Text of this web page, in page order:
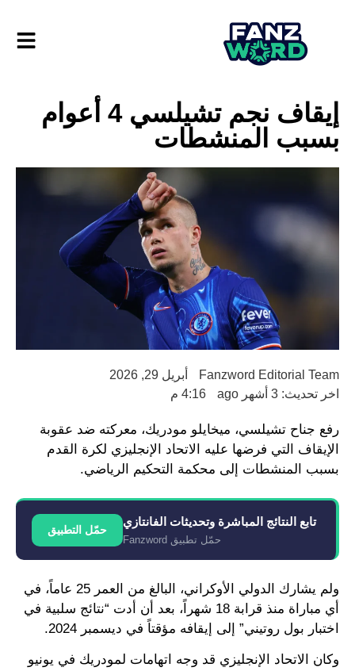
إيقاف نجم تشيلسي 4 أعوام
بسبب المنشطات
Fanzword Editorial Team
أبريل 29, 2026
اخر تحديث: 3 أشهر ago
4:16 م
رفع جناح تشيلسي، ميخايلو مودريك، معركته ضد عقوبة
الإيقاف التي فرضها عليه الاتحاد الإنجليزي لكرة القدم
بسبب المنشطات إلى محكمة التحكيم الرياضي.
تابع النتائج المباشرة وتحديثات الفانتازي
حمّل تطبيق Fanzword
حمّل التطبيق
ولم يشارك الدولي الأوكراني، البالغ من العمر 25 عاماً، في
أي مباراة منذ قرابة 18 شهراً، بعد أن أدت “نتائج سلبية في
اختبار بول روتيني” إلى إيقافه مؤقتاً في ديسمبر 2024.
وكان الاتحاد الإنجليزي قد وجه اتهامات لمودريك في يونيو